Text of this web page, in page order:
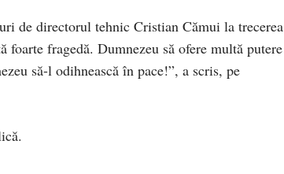
de directorul tehnic Cristian Cămui la trecerea
fragedă. Dumnezeu să ofere multă putere
să-l odihnească în pace!”, a scris, pe